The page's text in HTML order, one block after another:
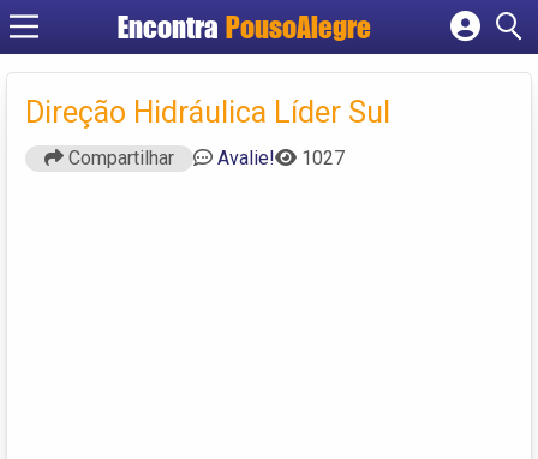
Encontra PousoAlegre
Cadastrar empresa
Criar conta
Direção Hidráulica Líder Sul‎
Compartilhar Avalie! 1027